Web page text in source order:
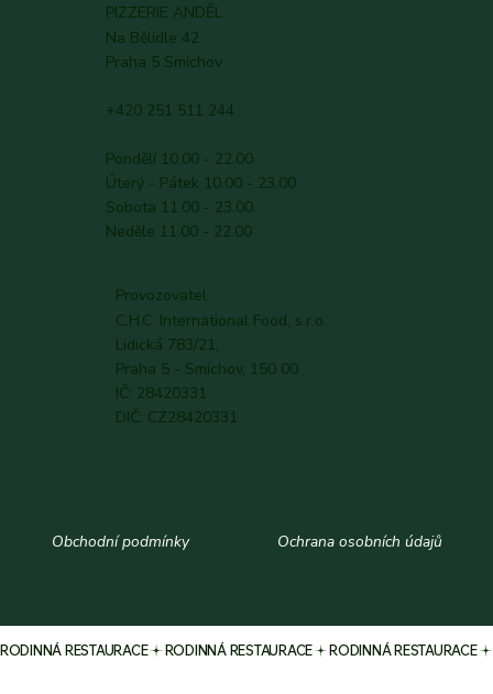
RODINNÁ RESTAURACE
PIZZERIE ANDĚL
Na Bělidle 42
Praha 5 Smíchov
+420 251 511 244
Pondělí 10.00 - 22.00
Úterý - Pátek 10.00 - 23.00
Sobota 11.00 - 23.00
Neděle 11.00 - 22.00
Provozovatel
C.H.C. International Food, s.r.o.
Lidická 783/21,
Praha 5 - Smíchov, 150 00
IČ: 28420331
DIČ: CZ28420331
Ochrana osobních údajů
Obchodní podmínky